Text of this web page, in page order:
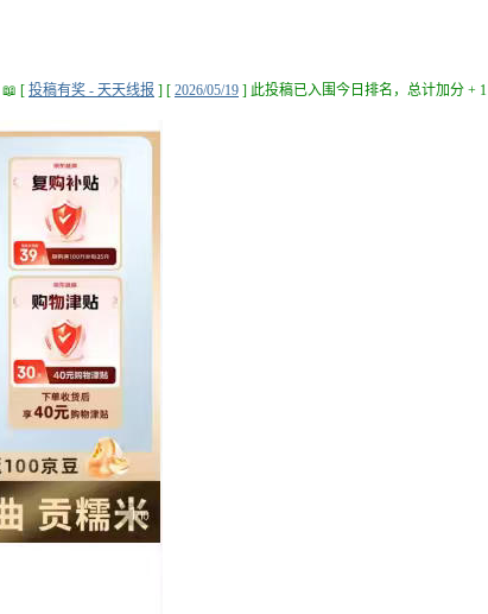
📖 [ 投稿有奖 - 天天线报 ] [ 2026/05/19 ] 此投稿已入围今日排名，总计加分 + 1